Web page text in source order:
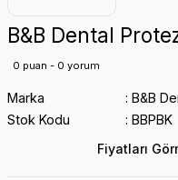
B&B Dental
0 puan - 0 yorum
Marka
B&B
Stok Kodu
BBPBK
Fiyatları